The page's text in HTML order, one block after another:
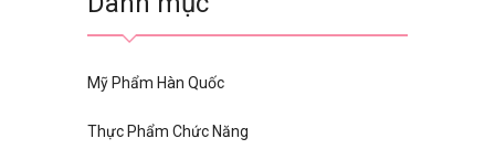
Mỹ Phẩm Hàn Quốc
Thực Phẩm Chức Năng